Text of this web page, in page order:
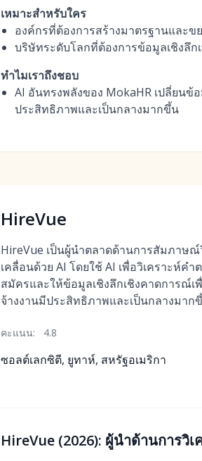
เหมาะสำหรับใคร
องค์กรที่ต้องการสร้างมาตรฐานและ
บริษัทระดับโลกที่ต้องการข้อมูลเชิงลึก
ทำไมเราถึงชอบ
AI อันทรงพลังของ MokaHR เปลี่ยน
ประสิทธิภาพและเป็นกลางมากขึ้น
HireVue
HireVue เป็นผู้นำตลาดด้านการสัมภาษ
เคลื่อนด้วย AI โดยใช้ AI เพื่อวิเคราะห์คำ
สมัครและให้ข้อมูลเชิงลึกเชิงคาดการณ์เ
จ้างงานมีประสิทธิภาพและเป็นกลางมาก
คะแนน: 4.8
ซอลต์เลกซิตี, ยูทาห์, สหรัฐอเมริกา
HireVue (2026): ผู้นำด้านการวิ